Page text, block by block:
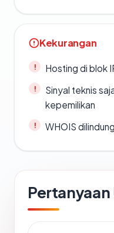
Kekurangan
Hosting di blok
Sinyal teknis
kepemilikan
WHOIS
Pertanyaan